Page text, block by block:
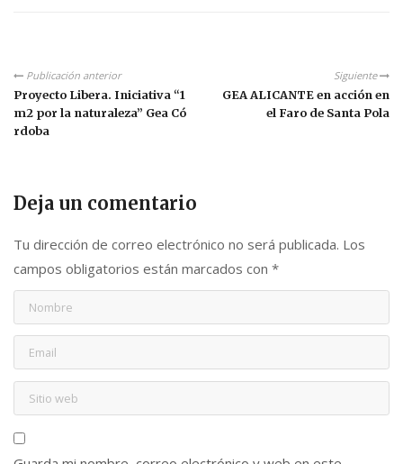
Publicación anterior
Proyecto Libera. Iniciativa “1
m2 por la naturaleza” Gea Có
rdoba
Siguiente
GEA ALICANTE en acción en
el Faro de Santa Pola
Deja un comentario
Tu dirección de correo electrónico no será publicada. Los
campos obligatorios están marcados con *